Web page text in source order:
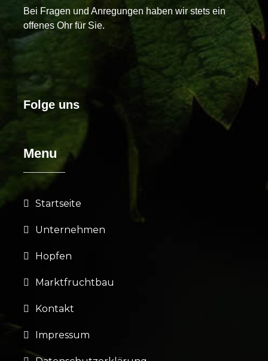
Bei Fragen und Anregungen haben wir stets ein
offenes Ohr für Sie.
Folge uns
Menu
Startseite
Unternehmen
Hopfen
Marktfruchtbau
Kontakt
Impressum